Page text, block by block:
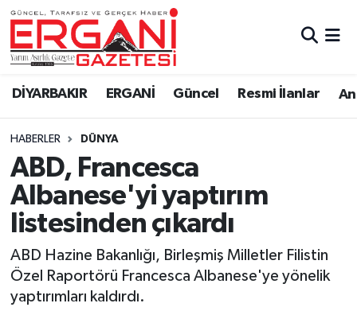
DİYARBAKIR ERGANİ Güncel Resmi İlanlar
HABERLER DÜNYA
ABD, Francesca
Albanese'yi yaptırım
listesinden çıkardı
ABD Hazine Bakanlığı, Birleşmiş Milletler Filistin
Özel Raportörü Francesca Albanese'ye yönelik
yaptırımları kaldırdı.
DİYARBAKIR
BİSMİL
BAĞLAR
ERGANİ
Güncel
Eği̇ti̇m
Resmi İlanlar
Sağlık
Si̇yaset
Ergani Nöbetçi Eczaneler
Ergani Hava Durumu
Ergani Trafik Yoğunluk Haritası
Süper Lig Puan Durumu ve Fikstür
Tüm Manşetler
Son Dakika Haberleri
Haber Arşivi